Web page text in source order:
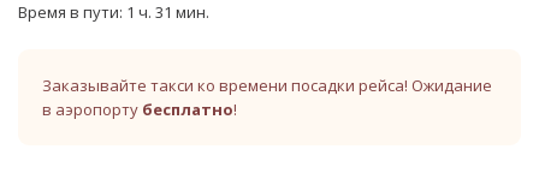
Время в пути: 1 ч. 31 мин.
Заказывайте такси ко времени посадки рейса! Ожидание
в аэропорту бесплатно!